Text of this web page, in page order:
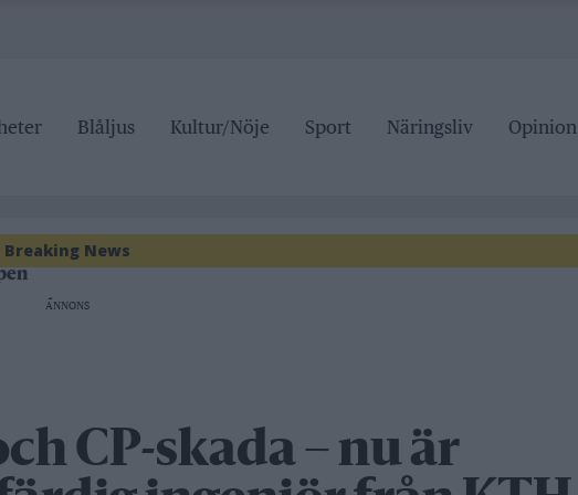
Blåljus Kultur/Nöje Sport Näringsliv Opinion
Breaking News
tre dagar
ANNONS
CP-skada – nu är